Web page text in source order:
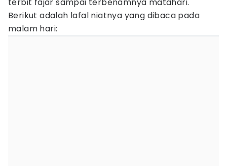
Berikut adalah lafal niatnya yang dibaca pada
malam hari: